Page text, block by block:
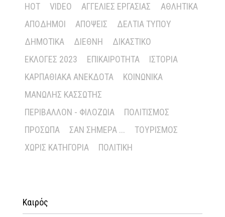
HOT
VIDEO ΑΓΓΕΛΊΕΣ ΕΡΓΑΣΊΑΣ
ΑΘΛΗΤΙΚΆ
ΑΠΌΔΗΜΟΙ
ΑΠΌΨΕΙΣ
ΔΕΛΤΊΑ ΤΎΠΟΥ
ΔΗΜΟΤΙΚΆ
ΔΙΕΘΝΉ
ΔΙΚΑΣΤΙΚΌ
ΕΚΛΟΓΈΣ 2023
ΕΠΙΚΑΙΡΌΤΗΤΑ
ΙΣΤΟΡΊΑ
ΚΑΡΠΑΘΙΑΚΆ ΑΝΈΚΔΟΤΑ
ΚΟΙΝΩΝΙΚΆ
ΜΑΝΏΛΗΣ ΚΑΣΣΏΤΗΣ
ΠΕΡΙΒΆΛΛΟΝ - ΦΙΛΟΖΩΊΑ
ΠΟΛΙΤΙΣΜΌΣ
ΠΡΌΣΩΠΑ
ΣΑΝ ΣΉΜΕΡΑ ...
ΤΟΥΡΙΣΜΌΣ
ΧΩΡΊΣ ΚΑΤΗΓΟΡΊΑ
ΠΟΛΙΤΙΚΉ
Καιρός